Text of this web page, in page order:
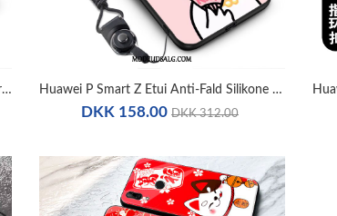
Huawei P Smart Z Etui Af Personlighed Kreativ Anti-Fald Net Red Hvid Huawei P Smart Z Etui Anti-Fald Silikone Net Red Cartoon Kreativ
DKK 158.00 DKK 312.00